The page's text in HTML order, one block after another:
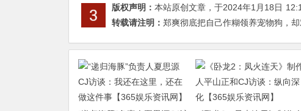
版权声明： 本站原创文章，于2024年1月18日
转载请注明： 郑爽彻底把自己作糊领养宠物狗，